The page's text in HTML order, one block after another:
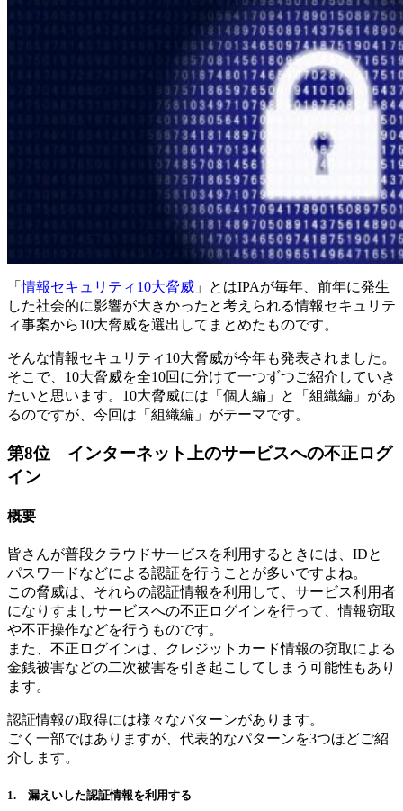
「情報セキュリティ10大脅威 」とはIPAが毎年、前年に発生
した社会的に影響が大きかったと考えられる情報セキュリテ
ィ事案から10大脅威を選出してまとめたものです。
そんな情報セキュリティ10大脅威が今年も発表されました。
そこで、10大脅威を全10回に分けて一つずつご紹介していき
たいと思います。10大脅威には「個人編」と「組織編」があ
るのですが、今回は「組織編」がテーマです。
第8位 インターネット上のサービスへの不正ログ
イン
概要
皆さんが普段クラウドサービスを利用するときには、IDと
パスワードなどによる認証を行うことが多いですよね。
この脅威は、それらの認証情報を利用して、サービス利用者
になりすましサービスへの不正ログインを行って、情報窃取
や不正操作などを行うものです。
また、不正ログインは、クレジットカード情報の窃取による
金銭被害などの二次被害を引き起こしてしまう可能性もあり
ます。
認証情報の取得には様々なパターンがあります。
ごく一部ではありますが、代表的なパターンを3つほどご紹
介します。
1. 漏えいした認証情報を利用する